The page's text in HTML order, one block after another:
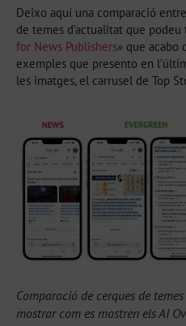
Deixo aquí una comparació
de temes d’actualitat que
for News Publishers» que acabo
exemples que presento en
les imatges, el carrusel de Top
Comparació de cerques de
mostrar com es mostren els AI